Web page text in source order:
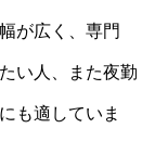
が広く、専門
い人、また夜勤
も適していま